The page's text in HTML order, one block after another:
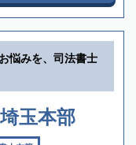
悩みを、司法書士
玉本部